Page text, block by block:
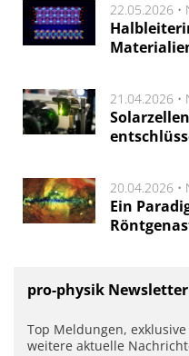
22.05.2026 •
21.04.2026 •
20.04.2026 •
Ein
pro-physik
Top Meldungen,
weitere aktuelle